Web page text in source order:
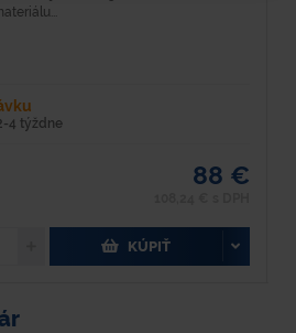
4 týždne
88 €
KÚPIŤ